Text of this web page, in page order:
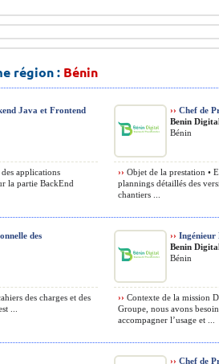
région : Bénin
Java et Frontend
applications
la partie BackEnd
›› Chef de
Benin
Bénin
›› Objet de la prestation •
plannings détaillés des
chantiers ...
des
des charges et des
...
›› Ingénieur
Benin
Bénin
›› Contexte de la mission
Groupe, nous avons
accompagner l’usage et ...
›› Chef de